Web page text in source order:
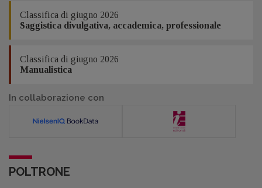
Classifica di giugno 2026
Saggistica divulgativa, accademica, professionale
Classifica di giugno 2026
Manualistica
In collaborazione con
POLTRONE